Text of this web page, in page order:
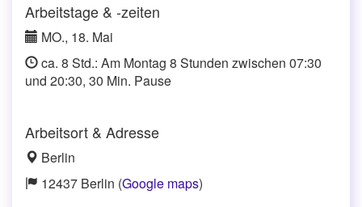
Arbeitstage & -zeiten
MO., 18. Mai
ca. 8 Std.: Am Montag 8 Stunden zwischen 07:30
und 20:30, 30 Min. Pause
Arbeitsort & Adresse
Berlin
12437 Berlin (Google maps)